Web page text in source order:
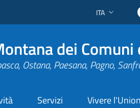
Lingua attiva:
ITA
dei
Ostana, Paesana, Pagno,
Servizi Vivere